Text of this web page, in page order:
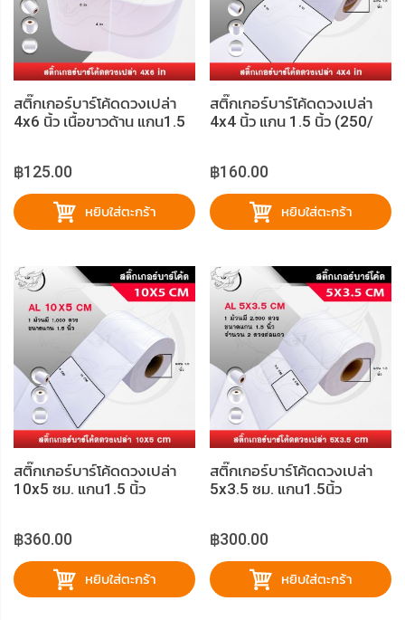
สติ๊กเกอร์บาร์โค้ดดวงเปล่า
4x6 นิ้ว เนื้อขาวด้าน แกน1.5
฿125.00
หยิบใส่ตะกร้า
สติ๊กเกอร์บาร์โค้ดดวงเปล่า
4x4 นิ้ว แกน 1.5 นิ้ว (250/
฿160.00
หยิบใส่ตะกร้า
สติ๊กเกอร์บาร์โค้ดดวงเปล่า
10x5 ซม. แกน1.5 นิ้ว
฿360.00
หยิบใส่ตะกร้า
สติ๊กเกอร์บาร์โค้ดดวงเปล่า
5x3.5 ซม. แกน1.5นิ้ว
฿300.00
หยิบใส่ตะกร้า